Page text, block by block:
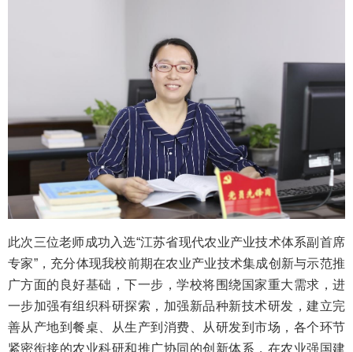
此次三位老师成功入选“江苏省现代农业产业技术体系副首席
专家”，充分体现我校前期在农业产业技术集成创新与示范推
广方面的良好基础，下一步，学校将围绕国家重大需求，进
一步加强有组织科研探索，加强新品种新技术研发，建立完
善从产地到餐桌、从生产到消费、从研发到市场，各个环节
紧密衔接的农业科研和推广协同的创新体系，在农业强国建